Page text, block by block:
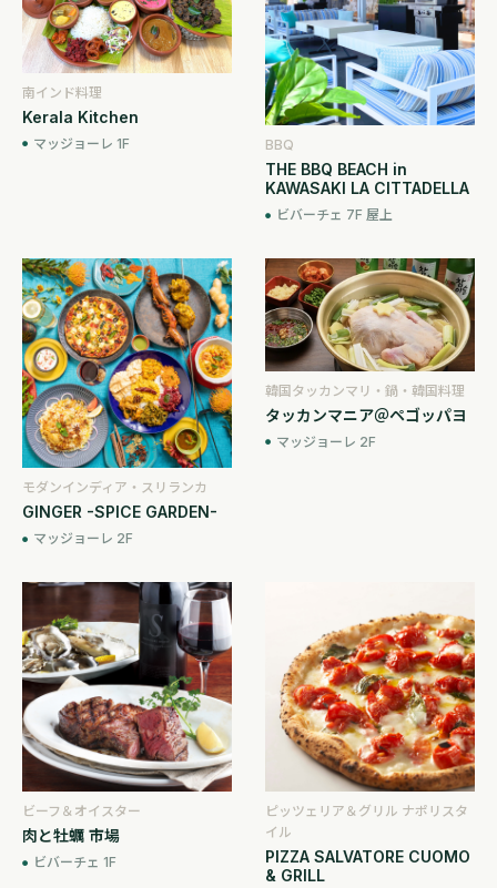
南インド料理
Kerala Kitchen
マッジョーレ 1F BBQ
THE BBQ BEACH in
KAWASAKI LA CITTADELLA
ビバーチェ 7F 屋上
モダンインディア・スリランカ
GINGER -SPICE GARDEN-
マッジョーレ 2F
韓国タッカンマリ・鍋・韓国料理
タッカンマニア＠ペゴッパヨ
マッジョーレ 2F
ビーフ＆オイスター
肉と牡蠣 市場
ビバーチェ 1F
ピッツェリア＆グリル ナポリスタ
イル
PIZZA SALVATORE CUOMO
& GRILL